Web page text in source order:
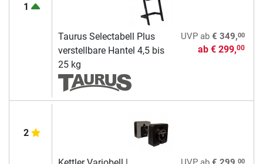
1
Taurus Selectabell Plus
verstellbare Hantel 4,5 bis
25 kg
UVPab € 349,00
ab € 299,00
2
00